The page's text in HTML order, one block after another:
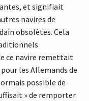
et signifiait
navires de
obsolètes. Cela
ce navire remettait
les Allemands de
possible de
» de remporter